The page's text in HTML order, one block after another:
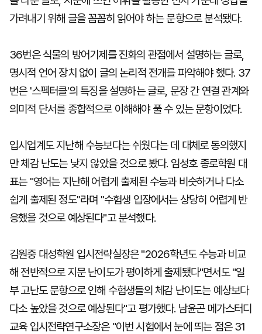
가려내기 위해 글을 꼼꼼히 읽어야 하는 문항으로 분석됐다.
36번은 식물의 방어기제를 진화의 관점에서 설명하는 글로,
명시적 언어 장치 없이 글의 논리적 전개를 파악해야 했다. 37
번은 '스펙터클'의 특징을 설명하는 글로, 문장 간 연결 관계와
의미적 단서를 종합적으로 이해해야 풀 수 있는 문항이었다.
입시업계도 지난해 수능보다는 쉬웠다는 데 대체로 동의했지
만 체감 난도는 낮지 않았을 것으로 봤다. 임성호 종로학원 대
표는 "영어는 지난해 어렵게 출제된 수능과 비슷하거나 다소
쉽게 출제된 정도"라며 "수험생 입장에서는 상당히 어렵게 반
응했을 것으로 예상된다"고 분석했다.
김원중 대성학원 입시전략실장은 "2026학년도 수능과 비교
해 전반적으로 지문 난이도가 평이하게 출제됐다"면서도 "일
부 고난도 문항으로 인해 수험생들의 체감 난이도는 예상보다
다소 높았을 것으로 예상된다"고 평가했다. 남윤곤 메가스터디
교육 입시전략연구소장은 "이번 시험에서 눈에 띄는 점은 31